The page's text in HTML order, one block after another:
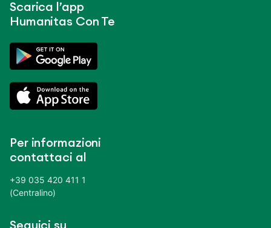
Scarica l’app
Humanitas Con Te
Per informazioni
contattaci al
+39 035 420 411 1
(Centralino)
Seguici su